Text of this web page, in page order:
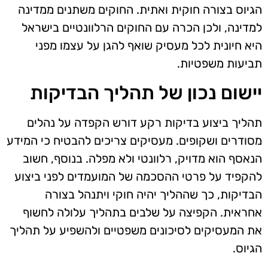
הגיוס בצורה חוקית ואתית. החוקים משתנים ממדינה
למדינה, ולכן הכרה עם החוקים הרלוונטיים בישראל
היא חיונית לכל מעסיק שואף להגן על עצמו מפני
תביעות משפטיות.
יישום נכון של תהליך הבדיקות
תהליך ביצוע בדיקות רקע דורש הקפדה על נהלים
מסודרים ושקופים. מעסיקים צריכים להבטיח כי המידע
הנאסף הוא מדויק, רלוונטי ולא מפלה. בנוסף, חשוב
להקפיד על פרטי ההסכמה של המועמדים לפני ביצוע
הבדיקות, כך שההליך יהיה חוקי ויתנהל בצורה
אחראית. הקפיצה על שלבים בתהליך עלולה לחשוף
את המעסיקים לסיכונים משפטיים ולהשפיע על תהליך
הגיוס.